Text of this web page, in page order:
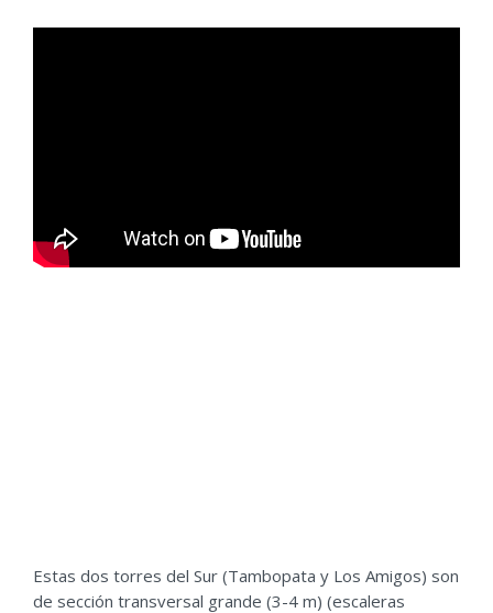
Estas dos torres del Sur (Tambopata y Los Amigos) son
de sección transversal grande (3-4 m) (escaleras